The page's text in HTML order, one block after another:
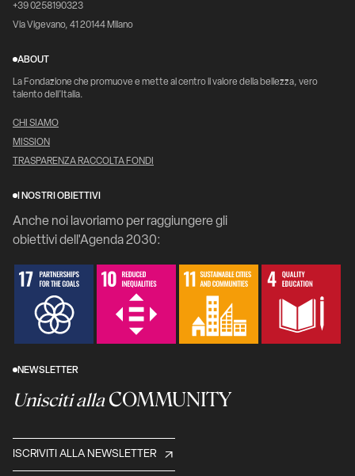
+39 0258190323
Via Vigevano, 41 20144 Milano
ABOUT
La Fondazione che promuove e mette al centro il valore della bellezza, vero
talento dell’Italia.
CHI SIAMO
MISSION
TRASPARENZA RACCOLTA FONDI
I NOSTRI OBIETTIVI
Anche noi lavoriamo per raggiungere gli
obiettivi dell'Agenda 2030:
NEWSLETTER
Unisciti allaCOMMUNITY
ISCRIVITI ALLA NEWSLETTER